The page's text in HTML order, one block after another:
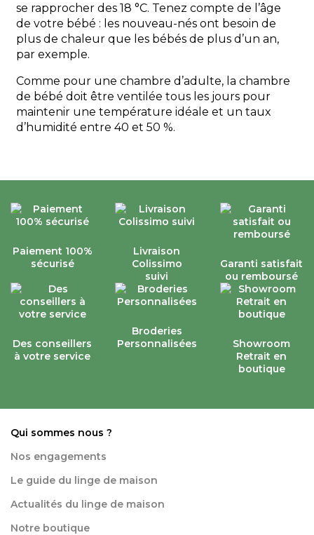
se rapprocher des 18 °C. Tenez compte de l’âge
de votre bébé : les nouveau-nés ont besoin de
plus de chaleur que les bébés de plus d’un an,
par exemple.
Comme pour une chambre d’adulte, la chambre
de bébé doit être ventilée tous les jours pour
maintenir une température idéale et un taux
d’humidité entre 40 et 50 %.
Paiement 100%
sécurisé
Livraison
Colissimo
suivi
Garanti satisfait
ou remboursé
Des conseillers
à votre service
Broderies
Personnalisées
Showroom
Retrait en
boutique
Qui sommes nous ?
Nos engagements
Le guide du linge de maison
Actualités du linge de maison
Notre boutique